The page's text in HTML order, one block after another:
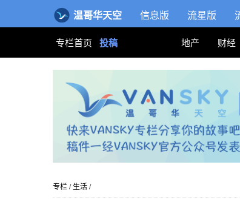
温哥华天空 信息版 流星版
专栏首页 投稿 地产 财经
专栏 / 生活/